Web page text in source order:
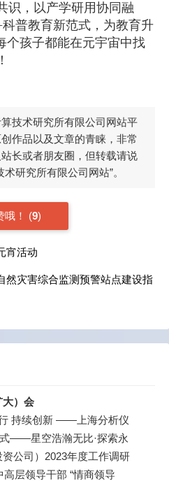
识，以产学研用协同融
普教育新范式，为教育升
个孩子都能在元宇宙中找
技术研究所有限公司网站平
作品以及文章的青睐，非常
长或者朋友圈，但转载请说
研究所有限公司网站”。
哦！ (9)
宵活动
然灾害综合监测预警站点建设指
大）会
持续创新 ——上海分析仪
术交流会
——星空浩瀚无比·探索永
公司）2023年度工作调研
层领导干部 “情商领导